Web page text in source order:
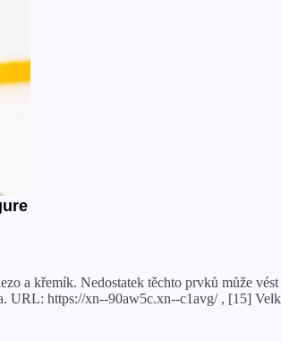
a křemík. Nedostatek těchto prvků může
https://xn--90aw5c.xn--c1avg/ , [15]